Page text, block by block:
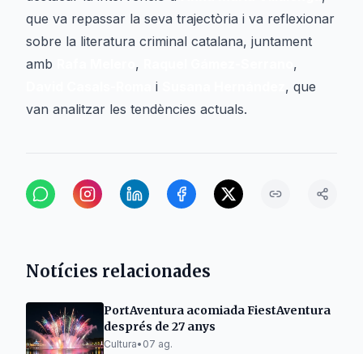
que va repassar la seva trajectòria i va reflexionar
sobre la literatura criminal catalana, juntament
amb
,
,
i
, que
van analitzar les tendències actuals.
Notícies relacionades
PortAventura acomiada FiestAventura
després de 27 anys
Cultura• 07 ag.